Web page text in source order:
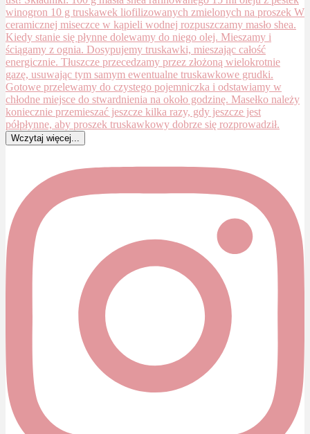
Wczytaj więcej...